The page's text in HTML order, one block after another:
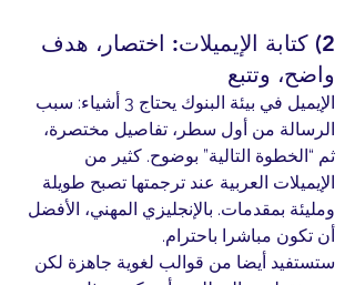
2) كتابة الإيميلات: اختصار، هدف
واضح، وتتبع
الإيميل في بيئة البنوك يحتاج 3 أشياء: سبب
الرسالة من أول سطر، تفاصيل مختصرة،
ثم “الخطوة التالية” بوضوح. كثير من
الإيميلات العربية عند ترجمتها تصبح طويلة
ومليئة بمقدمات. بالإنجليزي المهني، الأفضل
أن تكون مباشرا باحترام.
ستستفيد أيضا من قوالب لغوية جاهزة لكن